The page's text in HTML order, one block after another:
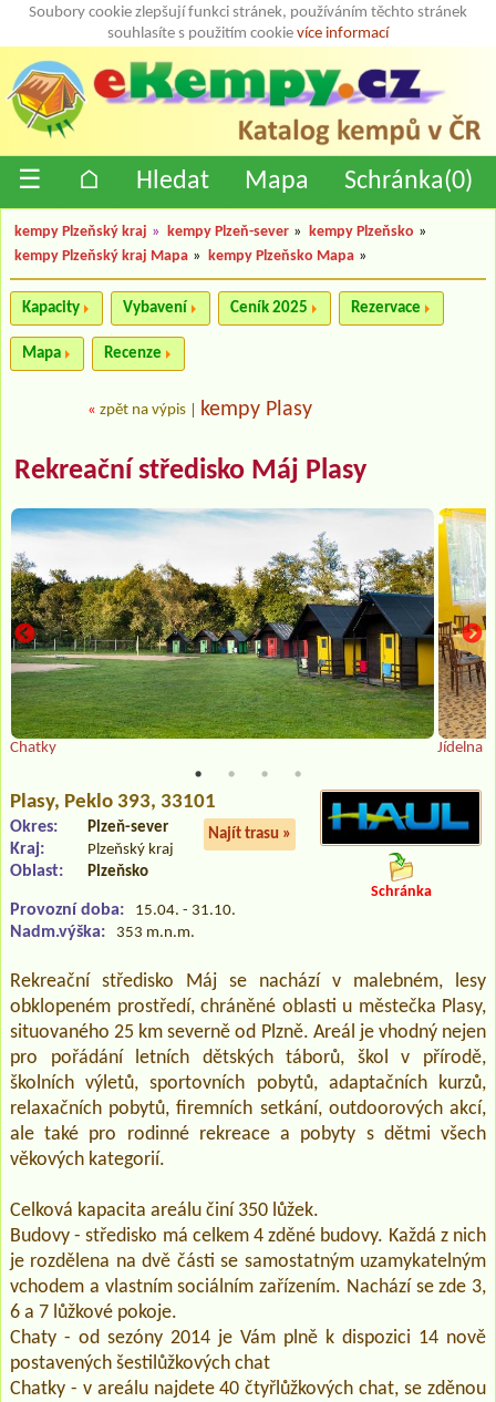
Soubory cookie zlepšují funkci stránek, používáním těchto stránek
souhlasíte s použitím cookie více informací
☰ ⌂ Hledat Mapa Schránka(0)
kempy Plzeňský kraj » kempy Plzeň-sever » kempy Plzeňsko »
kempy Plzeňský kraj Mapa » kempy Plzeňsko Mapa »
Kapacity Vybavení Ceník 2025 Rezervace
Mapa Recenze
« zpět na výpis kempy Plasy
Rekreační středisko Máj Plasy
Chatky Jídelna
Plasy, Peklo 393, 33101
Najít trasu »
Okres: Plzeň-sever
Kraj: Plzeňský kraj
Oblast: Plzeňsko
Provozní doba: 15.04. - 31.10.
Nadm.výška: 353 m.n.m.
Schránka
Rekreační středisko Máj se nachází v malebném, lesy
obklopeném prostředí, chráněné oblasti u městečka Plasy,
situovaného 25 km severně od Plzně. Areál je vhodný nejen
pro pořádání letních dětských táborů, škol v přírodě,
školních výletů, sportovních pobytů, adaptačních kurzů,
relaxačních pobytů, firemních setkání, outdoorových akcí,
ale také pro rodinné rekreace a pobyty s dětmi všech
věkových kategorií.
Celková kapacita areálu činí 350 lůžek.
Budovy - středisko má celkem 4 zděné budovy. Každá z nich
je rozdělena na dvě části se samostatným uzamykatelným
vchodem a vlastním sociálním zařízením. Nachází se zde 3,
6 a 7 lůžkové pokoje.
Chaty - od sezóny 2014 je Vám plně k dispozici 14 nově
postavených šestilůžkových chat
Chatky - v areálu najdete 40 čtyřlůžkových chat, se zděnou